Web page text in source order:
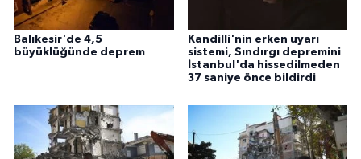
Balıkesir'de 4,5
büyüklüğünde deprem
Kandilli'nin erken uyarı
sistemi, Sındırgı depremini
İstanbul'da hissedilmeden
37 saniye önce bildirdi